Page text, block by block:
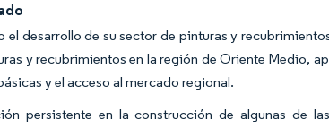
desarrollo de su sector de pinturas y
y recubrimientos en la región de Oriente Medio,
y el acceso al mercado regional.
persistente en la construcción de algunas de